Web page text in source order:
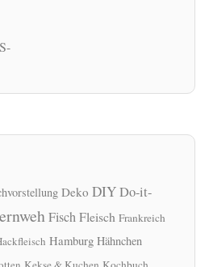
Deko DIYDo-it-
FischFleisch Frankreich
Hamburg Hähnchen